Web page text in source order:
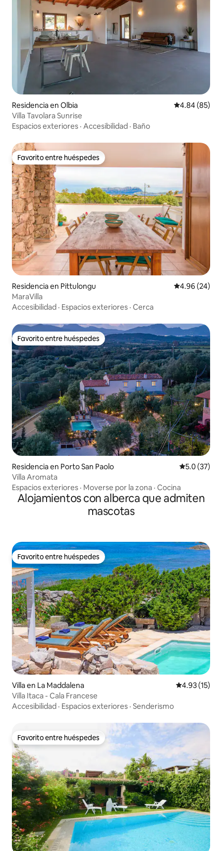
Residencia en Olbia Calificación
4.84 (85)
Villa Tavolara Sunrise
Espacios exteriores · Accesibilidad · Baño
Favorito entre huéspedes
Favorito entre huéspedes
Residencia en Pittulongu Calificación
4.96 (24)
MaraVilla
Accesibilidad · Espacios exteriores · Cerca
Favorito entre huéspedes
Favorito entre huéspedes
Residencia en Porto San Paolo Calificación
5.0 (37)
Villa Aromata
Espacios exteriores · Moverse por la zona · Cocina
Alojamientos con alberca que admiten
mascotas
Favorito entre huéspedes
Favorito entre huéspedes
Villa en La Maddalena Calificación
4.93 (15)
Villa Itaca - Cala Francese
Accesibilidad · Espacios exteriores · Senderismo
Favorito entre huéspedes
Favorito entre huéspedes